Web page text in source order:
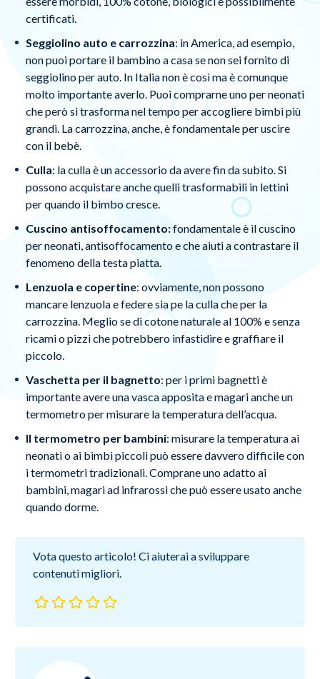
certificati.
Seggiolino auto e carrozzina: in America, ad esempio,
non puoi portare il bambino a casa se non sei fornito di
seggiolino per auto. In Italia non è così ma è comunque
molto importante averlo. Puoi comprarne uno per neonati
che però si trasforma nel tempo per accogliere bimbi più
grandi. La carrozzina, anche, è fondamentale per uscire
con il bebè.
Culla: la culla è un accessorio da avere fin da subito. Si
possono acquistare anche quelli trasformabili in lettini
per quando il bimbo cresce.
Cuscino antisoffocamento:fondamentale è il cuscino
per neonati, antisoffocamento e che aiuti a contrastare il
fenomeno della testa piatta.
Lenzuola e copertine: ovviamente, non possono
mancare lenzuola e federe sia pe la culla che per la
carrozzina. Meglio se di cotone naturale al 100% e senza
ricami o pizzi che potrebbero infastidire e graffiare il
piccolo.
Vaschetta per il bagnetto: per i primi bagnetti è
importante avere una vasca apposita e magari anche un
termometro per misurare la temperatura dell’acqua.
Il termometro per bambini: misurare la temperatura ai
neonati o ai bimbi piccoli può essere davvero difficile con
i termometri tradizionali. Comprane uno adatto ai
bambini, magari ad infrarossi che può essere usato anche
quando dorme.
Vota questo articolo! Ci aiuterai a sviluppare
contenuti migliori.